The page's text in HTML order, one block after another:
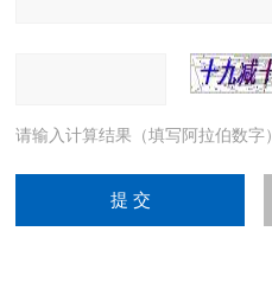
请输入计算结果（填写阿拉伯数字